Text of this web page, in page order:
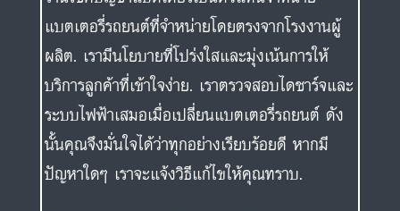
แบตเตอรี่รถยนต์ที่จำหน่ายโดยตรงจากโรงงานผู้
ผลิต. เรามีนโยบายที่โปร่งใสและมุ่งเน้นการให้
บริการลูกค้าที่เข้าใจง่าย. เราตรวจสอบไดชาร์จและ
ระบบไฟฟ้าเสมอเมื่อเปลี่ยนแบตเตอรี่รถยนต์ ดัง
นั้นคุณจึงมั่นใจได้ว่าทุกอย่างเรียบร้อยดี หากมี
ปัญหาใดๆ เราจะแจ้งวิธีแก้ไขให้คุณทราบ.